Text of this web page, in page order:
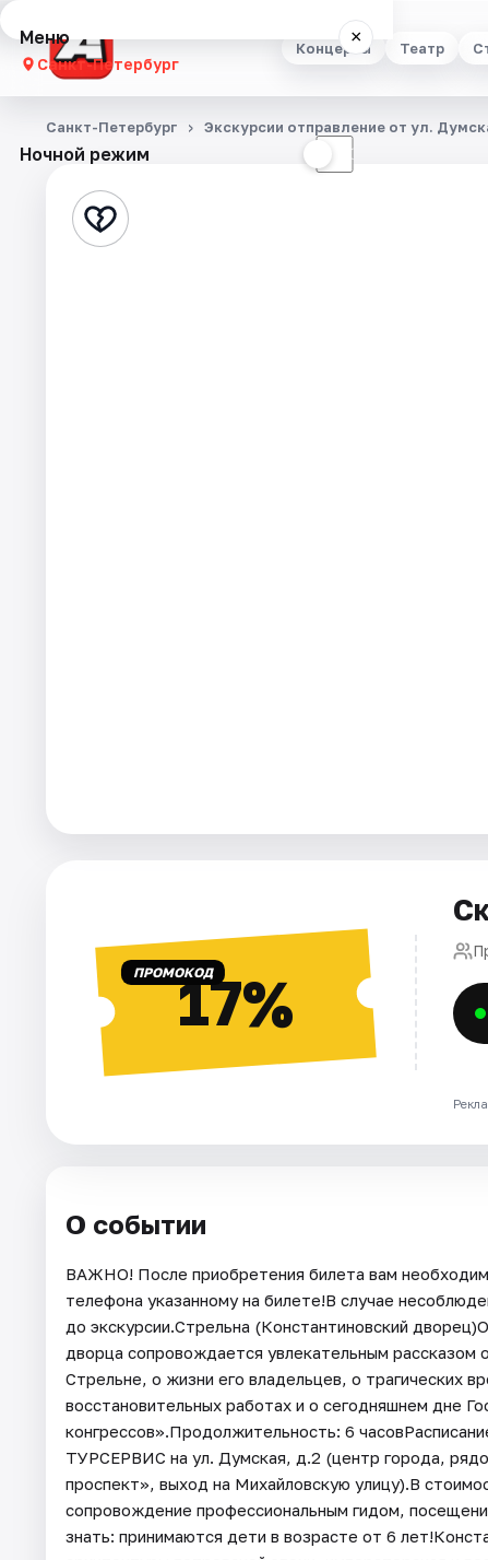
Концерты Театр
Меню ×
Санкт-Петербург
Концерты
Стендап
Ночной режим ☾
Санкт-Петербург Экскурсии отправление от ул.
ПРОМОКОД17%
О событии
ВАЖНО! После приобретения билета вам
телефона указанному на билете!В случае
до экскурсии.Стрельна (Константиновский
дворца сопровождается увлекательным рассказом
Стрельне, о жизни его владельцев, о трагических
восстановительных работах и о сегодняшнем дне
конгрессов».Продолжительность: 6
ТУРСЕРВИС на ул. Думская, д.2 (центр города,
проспект», выход на Михайловскую улицу).В
сопровождение профессиональным гидом,
знать: принимаются дети в возрасте от 6